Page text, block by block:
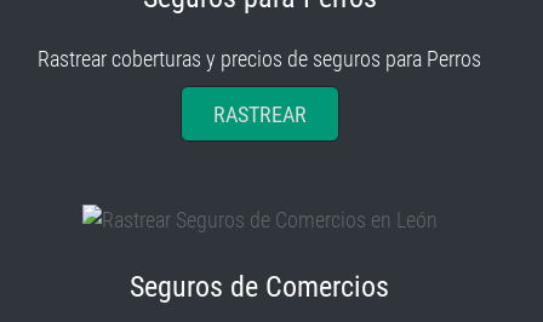
Rastrear coberturas y precios de seguros para Perros
RASTREAR
Rastrear coberturas y precios de seguros de Comercios